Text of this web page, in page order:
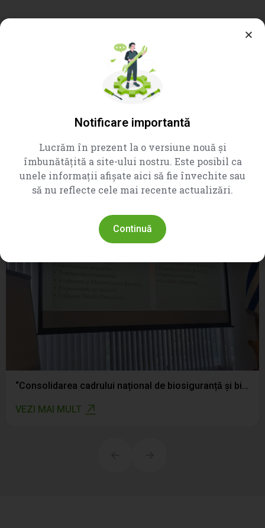
ULTIMELE NOUTĂTI
Aici găsești cele mai recente informații, comunicate de
presă, actualizări legislative și anunțuri importante din partea
de carantină fitosanitară, protecția plantelor, controlul
produselor de uz nedomestic.
“Consolidarea cadrului național de biosiguranță și biosecuritate: CNSAPSA a participat la atelierul de validare a legislației naționale”
VEZI MAI MULT
Notificare importantă
Lucrăm în prezent la o versiune nouă și
îmbunătățită a site-ului nostru. Este posibil ca
unele informații afișate aici să fie învechite sau
să nu reflecte cele mai recente actualizări.
Continuă